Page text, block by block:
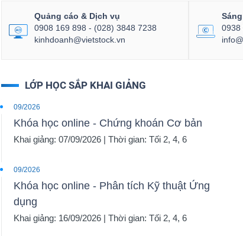
Quảng cáo & Dịch vụ
0908 169 898 - (028) 3848 7238
kinhdoanh@vietstock.vn
0938
LỚP HỌC SẮP KHAI GIẢNG
09/2026
Khóa học online - Chứng khoán Cơ bản
Khai giảng: 07/09/2026 | Thời gian: Tối 2, 4, 6
09/2026
Khóa học online - Phân tích Kỹ thuật Ứng
dụng
Khai giảng: 16/09/2026 | Thời gian: Tối 2, 4, 6